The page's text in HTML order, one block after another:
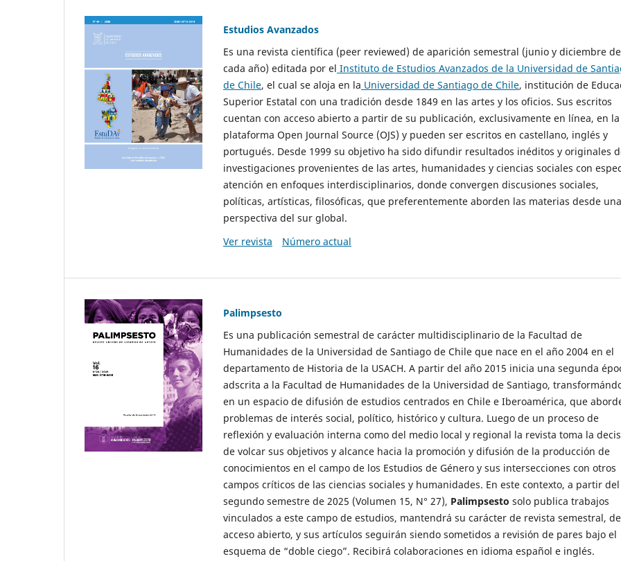
Estudios Avanzados
Es una revista científica (peer reviewed) de aparición semestral (junio y diciembre de
cada año) editada por el Instituto de Estudios Avanzados de la Universidad de
de Chile, el cual se aloja en la Universidad de Santiago de Chile, institución de
Superior Estatal con una tradición desde 1849 en las artes y los oficios. Sus escritos
cuentan con acceso abierto a partir de su publicación, exclusivamente en línea, en la
plataforma Open Journal Source (OJS) y pueden ser escritos en castellano, inglés y
portugués. Desde 1999 su objetivo ha sido difundir resultados inéditos y originales
investigaciones provenientes de las artes, humanidades y ciencias sociales con
atención en enfoques interdisciplinarios, donde convergen discusiones sociales,
políticas, artísticas, filosóficas, que preferentemente aborden las materias desde una
perspectiva del sur global.
Ver revista
Número actual
Palimpsesto
Es una publicación semestral de carácter multidisciplinario de la Facultad de
Humanidades de la Universidad de Santiago de Chile que nace en el año 2004 en el
departamento de Historia de la USACH. A partir del año 2015 inicia una segunda
adscrita a la Facultad de Humanidades de la Universidad de Santiago,
en un espacio de difusión de estudios centrados en Chile e Iberoamérica, que
problemas de interés social, político, histórico y cultura. Luego de un proceso de
reflexión y evaluación interna como del medio local y regional la revista toma la
de volcar sus objetivos y alcance hacia la promoción y difusión de la producción de
conocimientos en el campo de los Estudios de Género y sus intersecciones con otros
campos críticos de las ciencias sociales y humanidades. En este contexto, a partir del
segundo semestre de 2025 (Volumen 15, N° 27), Palimpsesto solo publica trabajos
vinculados a este campo de estudios, mantendrá su carácter de revista semestral, de
acceso abierto, y sus artículos seguirán siendo sometidos a revisión de pares bajo el
esquema de “doble ciego”. Recibirá colaboraciones en idioma español e inglés.